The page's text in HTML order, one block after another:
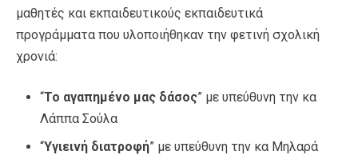
μαθητές και εκπαιδευτικούς εκπαιδευτικά
προγράμματα που υλοποιήθηκαν την φετινή σχολική
χρονιά:
“Το αγαπημένο μας δάσος” με υπεύθυνη την κα
Λάππα Σούλα
“Υγιεινή διατροφή” με υπεύθυνη την κα Μηλαρά